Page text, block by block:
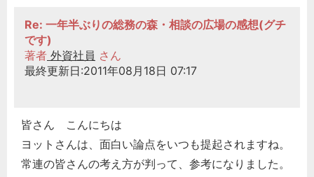
Re: 一年半ぶりの総務の森・相談の広場の感想(グチ
です)
著者 外資社員 さん
最終更新日:2011年08月18日 07:17
皆さん こんにちは
ヨットさんは、面白い論点をいつも提起されますね。
常連の皆さんの考え方が判って、参考になりました。